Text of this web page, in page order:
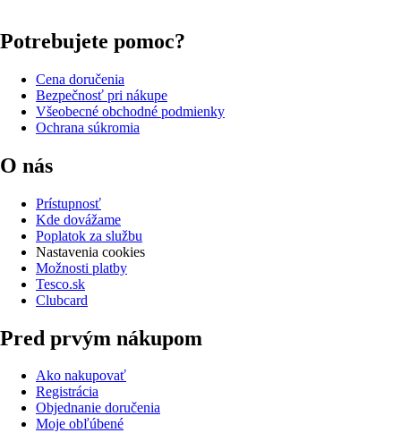
Potrebujete pomoc?
Cena doručenia
Bezpečnosť pri nákupe
Všeobecné obchodné podmienky
Ochrana súkromia
O nás
Prístupnosť
Kde dovážame
Poplatok za službu
Nastavenia cookies
Možnosti platby
Tesco.sk
Clubcard
Pred prvým nákupom
Ako nakupovať
Registrácia
Objednanie doručenia
Moje obľúbené